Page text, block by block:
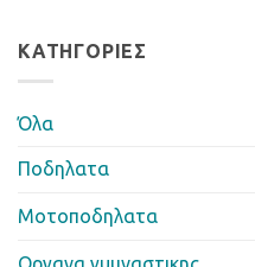
ΚΑΤΗΓΟΡΊΕΣ
Όλα
Ποδηλατα
Μοτοποδηλατα